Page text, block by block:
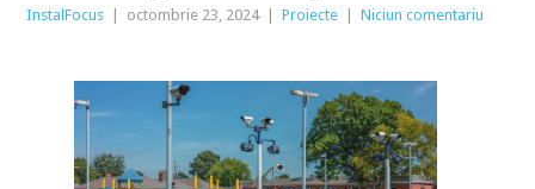
InstalFocus octombrie 23, 2024 Proiecte Niciun comentariu